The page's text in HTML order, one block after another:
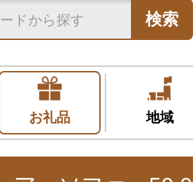
検索
お礼品 地域